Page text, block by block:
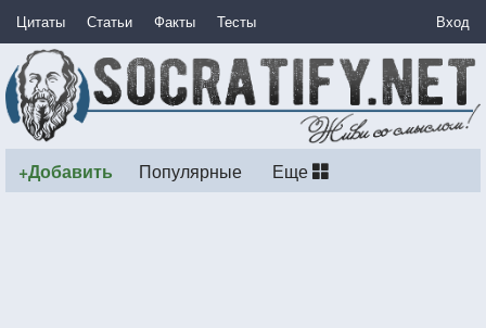
Цитаты Статьи Факты Тесты Вход
+Добавить Популярные Еще